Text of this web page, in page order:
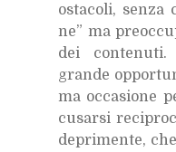
osta­co­li, sen­za
ne” ma
dei con­te­nu­ti.
gran­de
ma oc­ca­sio­ne
cu­sar­si
de­pri­men­te,